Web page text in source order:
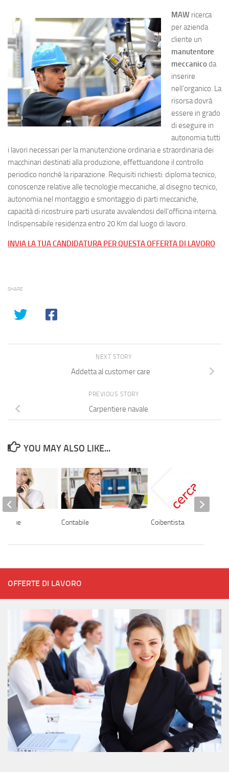
MAW ricerca
per azienda
cliente un
manutentore
meccanicoda
inserire
nell’organico. La
risorsa dovrà
essere in grado
di eseguire in
autonomia tutti
i lavori necessari per la manutenzione ordinaria e straordinaria dei
macchinari destinati alla produzione, effettuandone il controllo
periodico nonché la riparazione. Requisiti richiesti: diploma tecnico,
conoscenze relative alle tecnologie meccaniche, al disegno tecnico,
autonomia nel montaggio e smontaggio di parti meccaniche,
capacità di ricostruire parti usurate avvalendosi dell’officina interna.
Indispensabile residenza entro 20 Km dal luogo di lavoro.
INVIA LA TUA CANDIDATURA PER QUESTA OFFERTA DI LAVORO
SHARE
NEXT STORY
Addetta al customer care
PREVIOUS STORY
Carpentiere navale
YOU MAY ALSO LIKE...
Contabile Coibentista
paghe
OFFERTE DI LAVORO